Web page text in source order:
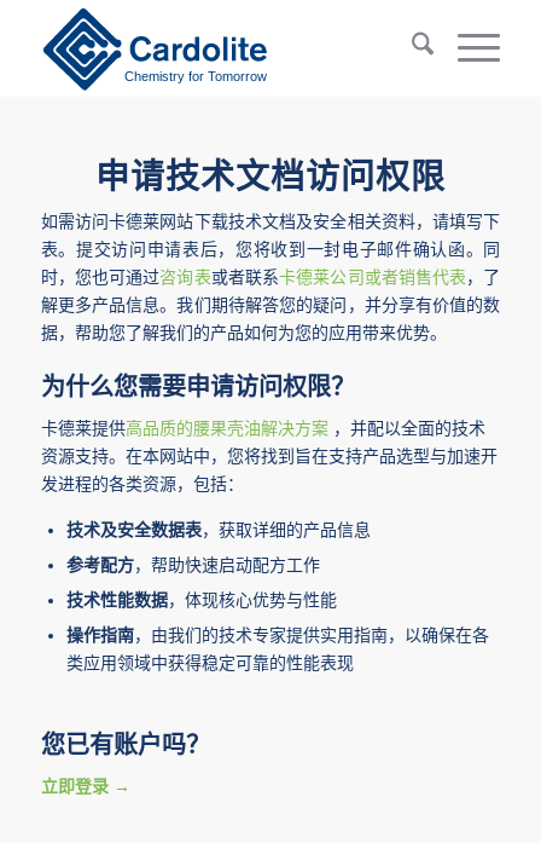
Chemistry for Tomorrow
申请技术文档访问权限
如需访问卡德莱网站下载技术文档及安全相关资料，请填写下
表。提交访问申请表后，您将收到一封电子邮件确认函。同
时，您也可通过咨询表或者联系卡德莱公司或者销售代表，了
解更多产品信息。我们期待解答您的疑问，并分享有价值的数
据，帮助您了解我们的产品如何为您的应用带来优势。
为什么您需要申请访问权限？
卡德莱提供高品质的腰果壳油解决方案，并配以全面的技术
资源支持。在本网站中，您将找到旨在支持产品选型与加速开
发进程的各类资源，包括：
技术及安全数据表，获取详细的产品信息
参考配方，帮助快速启动配方工作
技术性能数据，体现核心优势与性能
操作指南，由我们的技术专家提供实用指南，以确保在各
类应用领域中获得稳定可靠的性能表现
您已有账户吗？
立即登录